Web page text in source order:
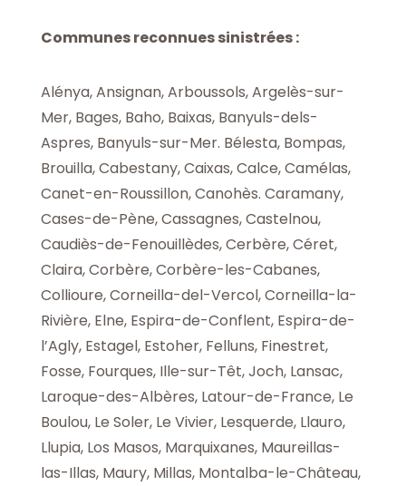
Communes reconnues sinistrées :
Alénya, Ansignan, Arboussols, Argelès-sur-
Mer, Bages, Baho, Baixas, Banyuls-dels-
Aspres, Banyuls-sur-Mer. Bélesta, Bompas,
Brouilla, Cabestany, Caixas, Calce, Camélas,
Canet-en-Roussillon, Canohès. Caramany,
Cases-de-Pène, Cassagnes, Castelnou,
Caudiès-de-Fenouillèdes, Cerbère, Céret,
Claira, Corbère, Corbère-les-Cabanes,
Collioure, Corneilla-del-Vercol, Corneilla-la-
Rivière, Elne, Espira-de-Conflent, Espira-de-
l’Agly, Estagel, Estoher, Felluns, Finestret,
Fosse, Fourques, Ille-sur-Têt, Joch, Lansac,
Laroque-des-Albères, Latour-de-France, Le
Boulou, Le Soler, Le Vivier, Lesquerde, Llauro,
Llupia, Los Masos, Marquixanes, Maureillas-
las-Illas, Maury, Millas, Montalba-le-Château,